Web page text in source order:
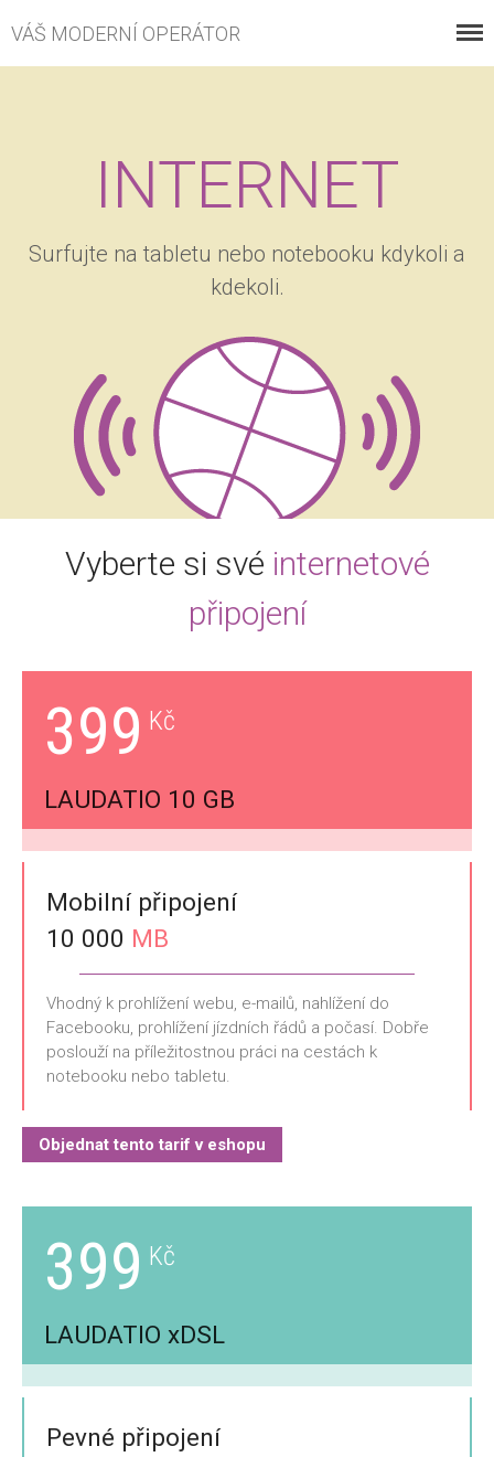
INTERNET
PROČ S NÁMI
KE STAŽENÍ
ZÁKAZNICKÉ CENTRUM
VÁŠ MODERNÍ OPERÁTOR
INTERNET
Surfujte na tabletu nebo notebooku kdykoli a
kdekoli.
Vyberte si své internetové
připojení
399
LAUDATIO 10 GB
Mobilní připojení
10 000 MB
Vhodný k prohlížení webu, e-mailů, nahlížení do
Facebooku, prohlížení jízdních řádů a počasí. Dobře
poslouží na příležitostnou práci na cestách k
notebooku nebo tabletu.
Objednat tento tarif v eshopu
399
LAUDATIO xDSL
Pevné připojení